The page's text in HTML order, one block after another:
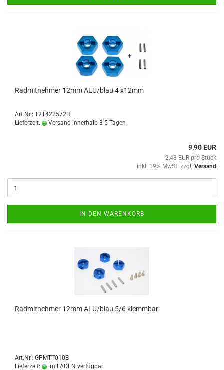
Radmitnehmer 12mm ALU/blau 4 x12mm
Art.Nr.: T2T422572B
Lieferzeit:
Versand innerhalb 3-5 Tagen
9,90 EUR
2,48 EUR pro Stück
inkl. 19% MwSt. zzgl. Versand
IN DEN WARENKORB
Radmitnehmer 12mm ALU/blau 5/6 klemmbar
Art.Nr.: GPMTT010B
Lieferzeit:
im LADEN verfügbar